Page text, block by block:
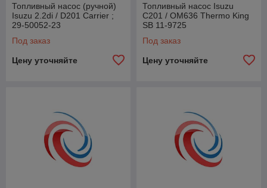
Топливный насос (ручной)
Isuzu 2.2di / D201 Carrier ;
29-50052-23
Под заказ
Цену уточняйте
Топливный насос Isuzu
C201 / OM636 Thermo King
SB 11-9725
Под заказ
Цену уточняйте